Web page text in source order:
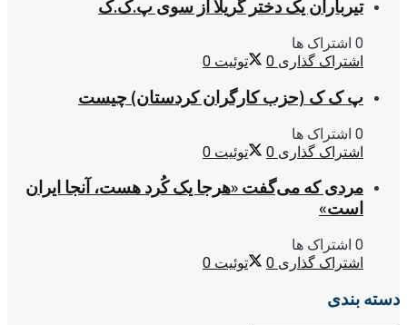
تیرباران یک دختر گریلا از سوی پ.ک.ک
0 اشتراک ها
اشتراک گذاری 0 توئیت 0
پ ک ک (حزب کارگران کردستان) چیست
0 اشتراک ها
اشتراک گذاری 0 توئیت 0
مردی که می‌گفت «هرجا یک کُرد هست، آنجا ایران
است»
0 اشتراک ها
اشتراک گذاری 0 توئیت 0
دسته بندی